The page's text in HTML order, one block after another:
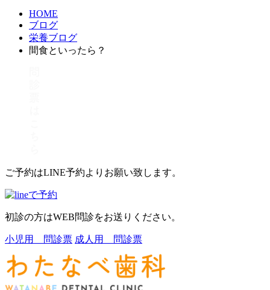
HOME
ブログ
栄養ブログ
間食といったら？
ご予約はLINE予約よりお願い致します。
初診の方はWEB問診をお送りください。
小児用 問診票 成人用 問診票